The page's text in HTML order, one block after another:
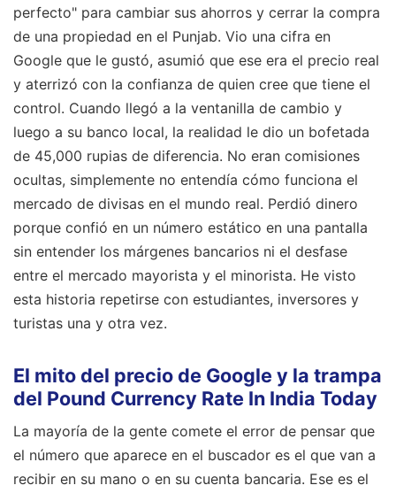
perfecto" para cambiar sus ahorros y cerrar la compra
de una propiedad en el Punjab. Vio una cifra en
Google que le gustó, asumió que ese era el precio real
y aterrizó con la confianza de quien cree que tiene el
control. Cuando llegó a la ventanilla de cambio y
luego a su banco local, la realidad le dio un bofetada
de 45,000 rupias de diferencia. No eran comisiones
ocultas, simplemente no entendía cómo funciona el
mercado de divisas en el mundo real. Perdió dinero
porque confió en un número estático en una pantalla
sin entender los márgenes bancarios ni el desfase
entre el mercado mayorista y el minorista. He visto
esta historia repetirse con estudiantes, inversores y
turistas una y otra vez.
El mito del precio de Google y la trampa
del Pound Currency Rate In India Today
La mayoría de la gente comete el error de pensar que
el número que aparece en el buscador es el que van a
recibir en su mano o en su cuenta bancaria. Ese es el